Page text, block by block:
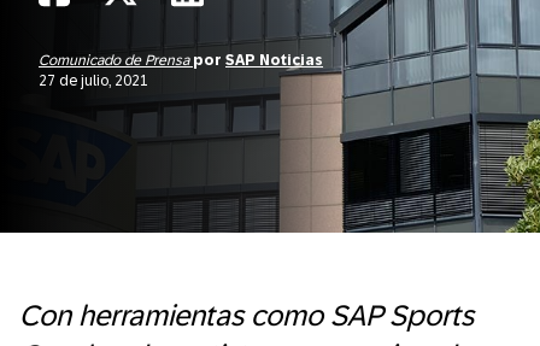
Comunicado de Prensa por SAP Noticias
27 de julio, 2021
Con herramientas como SAP Sports